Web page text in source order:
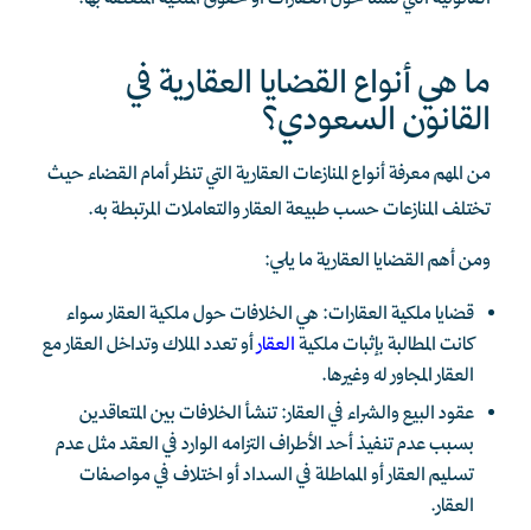
ما هي أنواع القضايا العقارية في
القانون السعودي؟
من المهم معرفة أنواع المنازعات العقارية التي تنظر أمام القضاء حيث
تختلف المنازعات حسب طبيعة العقار والتعاملات المرتبطة به.
ومن أهم القضايا العقارية ما يلي:
قضايا ملكية العقارات: هي الخلافات حول ملكية العقار سواء
كانت المطالبة بإثبات ملكيةالعقارأو تعدد الملاك وتداخل العقار مع
العقار المجاور له وغيرها.
عقود البيع والشراء في العقار: تنشأ الخلافات بين المتعاقدين
بسبب عدم تنفيذ أحد الأطراف التزامه الوارد في العقد مثل عدم
تسليم العقار أو المماطلة في السداد أو اختلاف في مواصفات
العقار.